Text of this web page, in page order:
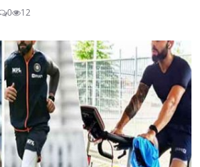
0 12